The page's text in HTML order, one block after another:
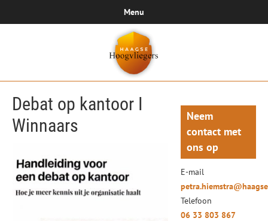
Menu
Debat op kantoor I
Winnaars
Neem
contact met
ons op
E-mail
Telefoon
06 33 803 867